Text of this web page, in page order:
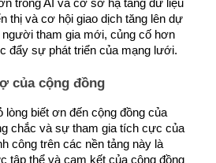
trợ bằng tiền điện tử
trong AI và cơ sở hạ tầng dữ liệu
thị và cơ hội giao dịch tăng lên dự
người tham gia mới, củng cố hơn
đẩy sự phát triển của mạng lưới.
của cộng đồng
lòng biết ơn đến cộng đồng của
chắc và sự tham gia tích cực của
công trên các nền tảng này là
tập thể và cam kết của cộng đồng